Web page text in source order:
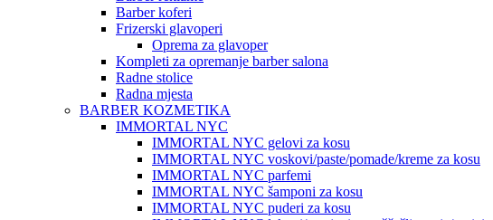
Barber koferi
Frizerski glavoperi
Oprema za glavoper
Kompleti za opremanje barber salona
Radne stolice
Radna mjesta
BARBER KOZMETIKA
IMMORTAL NYC
IMMORTAL NYC gelovi za kosu
IMMORTAL NYC voskovi/paste/pomade/kreme za kosu
IMMORTAL NYC parfemi
IMMORTAL NYC šamponi za kosu
IMMORTAL NYC puderi za kosu